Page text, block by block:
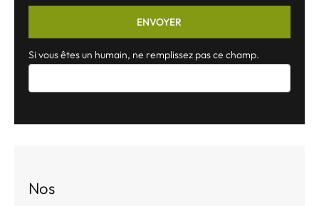
ENVOYER
Si vous êtes un humain, ne remplissez pas ce champ.
Nos